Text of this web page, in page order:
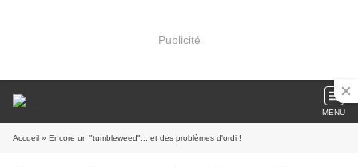
Publicité
MENU
Accueil » Encore un "tumbleweed"... et des problèmes d'ordi !